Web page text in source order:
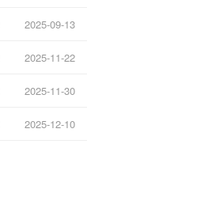
2025-09-13
2025-11-22
2025-11-30
2025-12-10